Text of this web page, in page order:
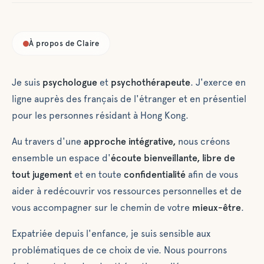
À propos deClaire
Je suis psychologue et psychothérapeute. J'exerce en
ligne auprès des français de l'étranger et en présentiel
pour les personnes résidant à Hong Kong.
Au travers d'une approche intégrative, nous créons
ensemble un espace d'écoute bienveillante, libre de
tout jugement et en toute confidentialité afin de vous
aider à redécouvrir vos ressources personnelles et de
vous accompagner sur le chemin de votre mieux-être.
Expatriée depuis l'enfance, je suis sensible aux
problématiques de ce choix de vie. Nous pourrons